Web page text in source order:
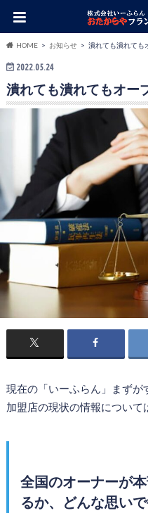
HOME お知らせ 潰れても潰れても
2022.05.24
潰れても潰れてもオー
現在の「いーふらん」まずが
加盟店の現状の情報につい
全国のオーナーが
るか、どんな思い